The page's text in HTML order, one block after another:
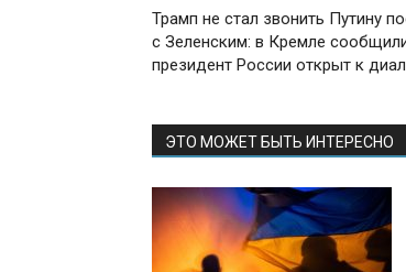
Трамп не стал звонить Путину
с Зеленским: в Кремле
президент России открыт к
ЭТО МОЖЕТ БЫТЬ ИНТЕРЕСНО